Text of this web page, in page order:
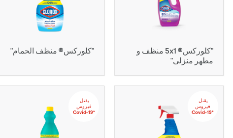
"كلوركس® 1x5 منظف و
مطهر منزلى"
"كلوركس® منظف الحمام"
يقتل‬ ‫‫‫‫‏‫
‬‫فيروس
‏*‫Covid-19
يقتل‬ ‫‫‫‫‏‫
‬‫فيروس
‏*‫Covid-19